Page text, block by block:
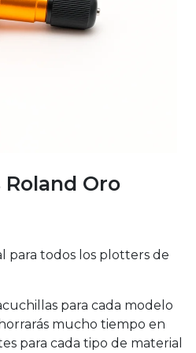
Oro
para todos los plotters de
para cada modelo
mucho tiempo en
para cada tipo de material